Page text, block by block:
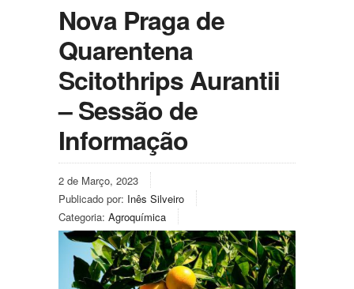
Nova Praga de
Quarentena
Scitothrips Aurantii
– Sessão de
Informação
2 de Março, 2023
Publicado por: Inês Silveiro
Categoria: Agroquímica